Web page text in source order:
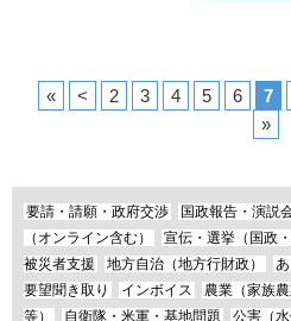
« < 2 3 4 5 6 7
»
要請・請願・政府交渉
国政報告・演説
（オンライン含む）
宣伝・選挙（国政
被災者支援
地方自治（地方行財政）
要望聞き取り
インボイス
農業（家族
等）
自衛隊・米軍・基地問題
公害（